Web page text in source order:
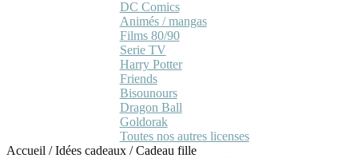
DC Comics
Animés / mangas
Films 80/90
Serie TV
Harry Potter
Friends
Bisounours
Dragon Ball
Goldorak
Toutes nos autres licenses
Accueil /Idées cadeaux /Cadeau fille